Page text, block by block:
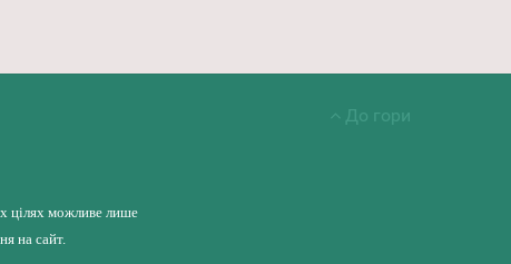
До гори
цілях можливе лише
на сайт.